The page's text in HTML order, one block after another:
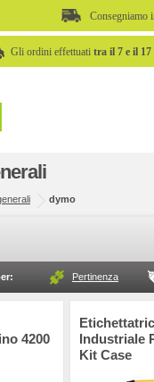
Consegniamo
Gli ordini effettuati tra il 7 e il 17
dymo
Pertinenza
4200
Industriale
Kit Case